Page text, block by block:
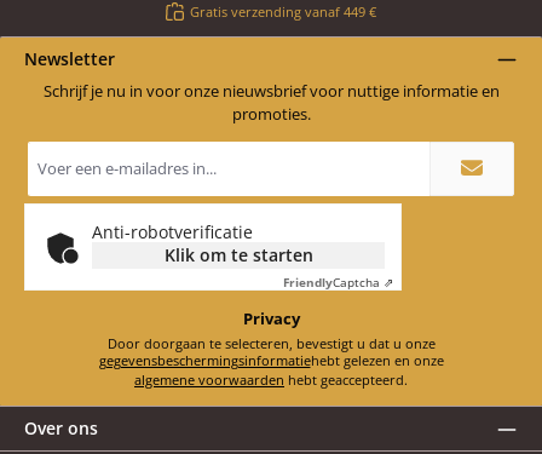
Gratis verzending vanaf 449 €
Newsletter
Schrijf je nu in voor onze nieuwsbrief voor nuttige informatie en
promoties.
mailadres
Anti-robotverificatie
Klik om te starten
FriendlyCaptcha ⇗
Privacy
Door doorgaan te selecteren, bevestigt u dat u onze
gegevensbeschermingsinformatie
hebt gelezen en onze
algemene voorwaarden hebt geaccepteerd.
Over ons